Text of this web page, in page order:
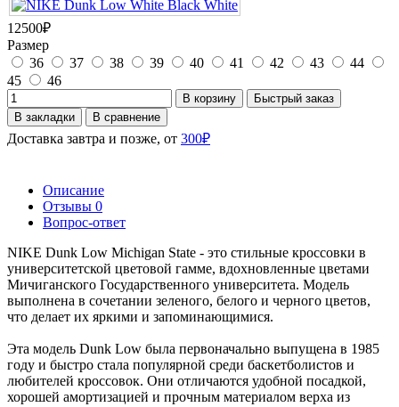
12500₽
Размер
36
37 38 39 40 41 42 43
44
45
46
В корзину
Быстрый заказ
В закладки
В сравнение
Доставка завтра и позже, от 300₽
Описание
Отзывы 0
Вопрос-ответ
NIKE Dunk Low Michigan State - это стильные кроссовки в
университетской цветовой гамме, вдохновленные цветами
Мичиганского Государственного университета. Модель
выполнена в сочетании зеленого, белого и черного цветов,
что делает их яркими и запоминающимися.
Эта модель Dunk Low была первоначально выпущена в 1985
году и быстро стала популярной среди баскетболистов и
любителей кроссовок. Они отличаются удобной посадкой,
хорошей амортизацией и прочным материалом верха из